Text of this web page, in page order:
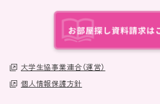
大学生協事業連合（運営）
個人情報保護方針